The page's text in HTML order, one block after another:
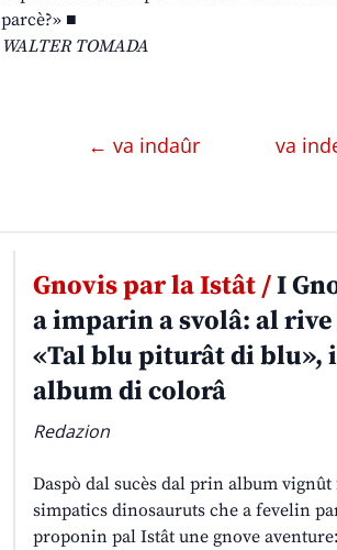
parcè?» ■
WALTER TOMADA
← va indaûr va
Gnovis par la Istât /I
a imparin a svolâ: al
«Tal blu piturât di blu»,
album di colorâ
Redazion
Daspò dal sucès dal prin album
simpatics dinosauruts che a fevelin
proponin pal Istât une gnove